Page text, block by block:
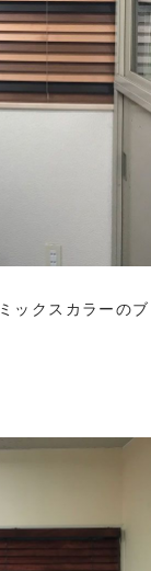
ックスカラーのブ